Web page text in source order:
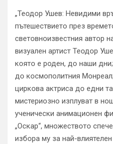
„Теодор Ушев: Невидими
пътешествието през
световноизвестния автор
визуален артист Теодор
която е роден, до наши
до космополитния
циркова актриса до едни
мистериозно изплуват в
ученически анимационен
„Оскар“, множеството
избора му за най-